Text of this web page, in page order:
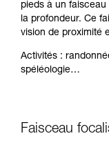
pieds à un
la profondeur. Ce
vision de proximité
Activités :
spéléologie…
Faisceau